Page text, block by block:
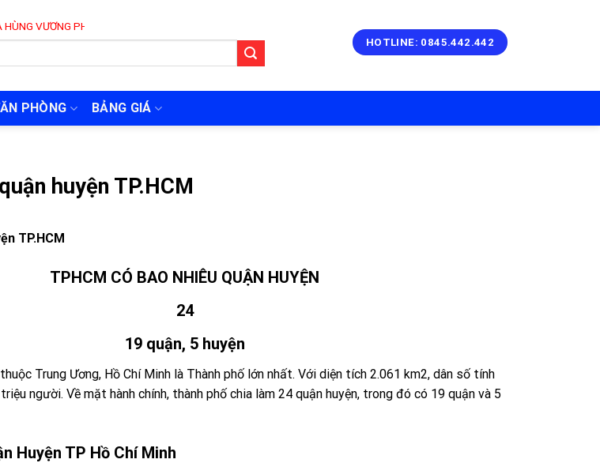
PHỤC VỤ 24/7
HOTLINE: 0845.442.442
PHÒNG BẢNG GIÁ
huyện TP.HCM
TP.HCM
TPHCM CÓ BAO NHIÊU QUẬN HUYỆN
24
19 quận, 5 huyện
Trung Ương, Hồ Chí Minh là Thành phố lớn nhất. Với diện tích 2.061 km2, dân số tính
người. Về mặt hành chính, thành phố chia làm 24 quận huyện, trong đó có 19 quận và 5
Huyện TP Hồ Chí Minh